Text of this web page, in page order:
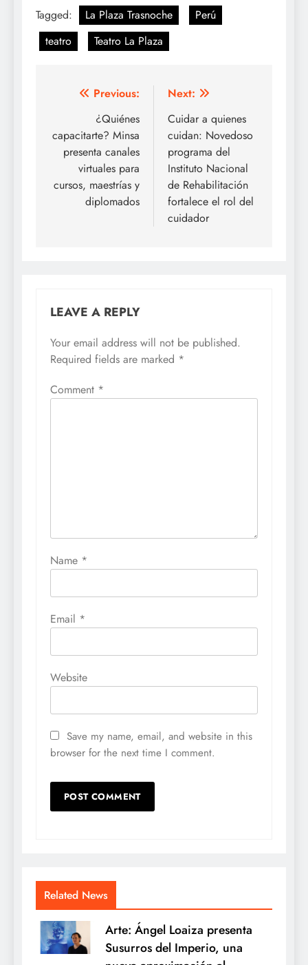
Tagged: La Plaza Trasnoche
Perú
teatro
Teatro La Plaza
Post
navigation
Previous:
¿Quiénes
capacitarte? Minsa
presenta canales
virtuales para
cursos, maestrías y
diplomados
Next:
Cuidar a quienes
cuidan: Novedoso
programa del
Instituto Nacional
de Rehabilitación
fortalece el rol del
cuidador
LEAVE A REPLY
Your email address will not be published.
Required fields are marked *
Comment *
Name *
Email *
Website
Save my name, email, and website in this
browser for the next time I comment.
Related News
Arte: Ángel Loaiza presenta
Susurros del Imperio, una